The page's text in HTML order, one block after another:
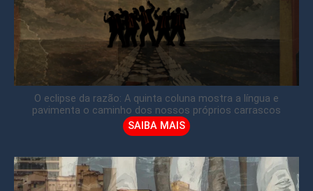
O eclipse da razão: A quinta coluna mostra a língua e
pavimenta o caminho dos nossos próprios carrascos
SAIBA MAIS